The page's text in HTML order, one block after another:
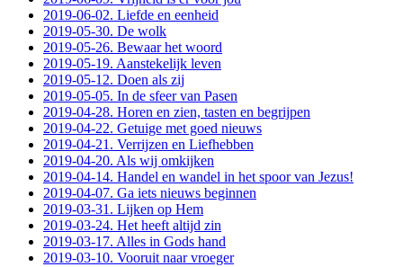
2019-06-02. Liefde en eenheid
2019-05-30. De wolk
2019-05-26. Bewaar het woord
2019-05-19. Aanstekelijk leven
2019-05-12. Doen als zij
2019-05-05. In de sfeer van Pasen
2019-04-28. Horen en zien, tasten en begrijpen
2019-04-22. Getuige met goed nieuws
2019-04-21. Verrijzen en Liefhebben
2019-04-20. Als wij omkijken
2019-04-14. Handel en wandel in het spoor van Jezus!
2019-04-07. Ga iets nieuws beginnen
2019-03-31. Lijken op Hem
2019-03-24. Het heeft altijd zin
2019-03-17. Alles in Gods hand
2019-03-10. Vooruit naar vroeger